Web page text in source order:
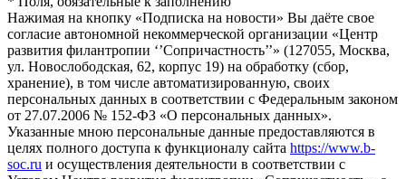
Нажимая на кнопку «Подписка на новости» Вы даёте свое
согласие автономной некоммерческой организации «Центр
развития филантропии ‘’Сопричастность’’» (127055, Москва,
ул. Новослободская, 62, корпус 19) на обработку (сбор,
хранение), в том числе автоматизированную, своих
персональных данных в соответствии с Федеральным законом
от 27.07.2006 № 152-ФЗ «О персональных данных».
Указанные мною персональные данные предоставляются в
целях полного доступа к функционалу сайта https://www.b-
soc.ru и осуществления деятельности в соответствии с